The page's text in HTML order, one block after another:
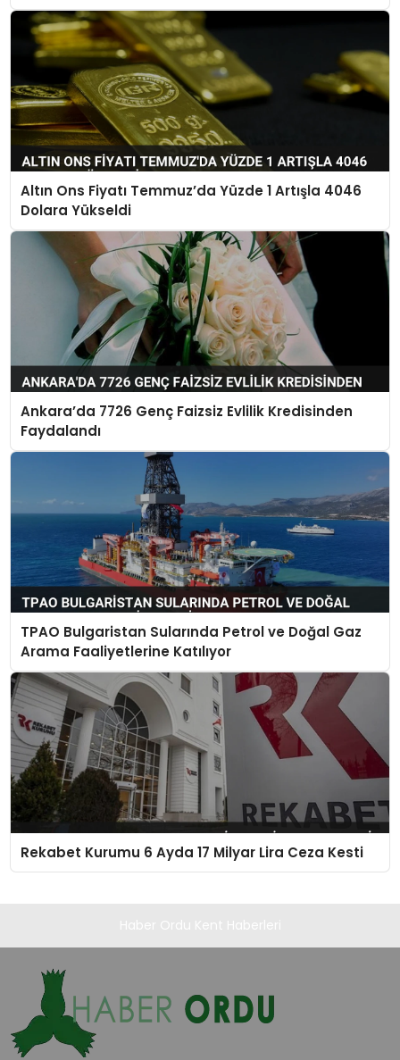
Altın Ons Fiyatı Temmuz’da Yüzde 1 Artışla 4046
Dolara Yükseldi
Ankara’da 7726 Genç Faizsiz Evlilik Kredisinden
Faydalandı
TPAO Bulgaristan Sularında Petrol ve Doğal Gaz
Arama Faaliyetlerine Katılıyor
Rekabet Kurumu 6 Ayda 17 Milyar Lira Ceza Kesti